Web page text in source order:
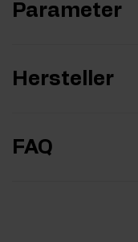
Parameter
Hersteller
FAQ